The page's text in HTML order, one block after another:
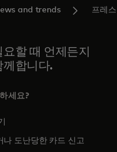
and trends 프레스
할 때 언제든지
께합니다.
세요?
나 도난당한 카드 신고